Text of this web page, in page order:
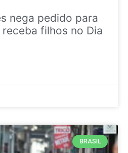
nega pedido para
filhos no Dia
BRASIL